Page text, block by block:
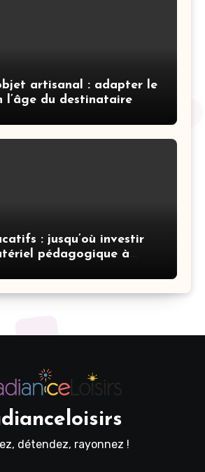
artisanal : adapter le
l’âge du destinataire
: jusqu’où investir
pédagogique à
détendez, rayonnez !